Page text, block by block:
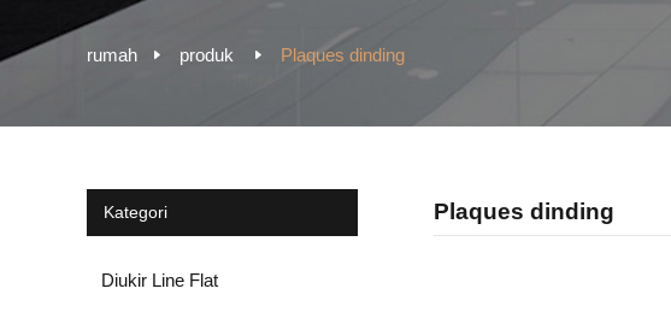
rumah produk Plaques dinding
Kategori
Diukir Line Flat
Plaques dinding